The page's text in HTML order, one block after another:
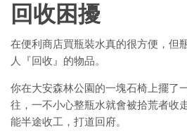
回收困擾
在便利商店買瓶裝水真的很方便，但
人『回收』的物品。
你在大安森林公園的一塊石椅上擺了
往，一不小心整瓶水就會被拾荒者收
能半途收工，打道回府。